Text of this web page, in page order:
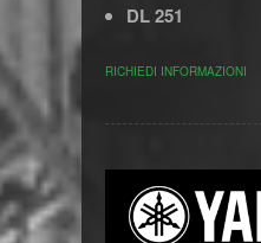
DL 251
RICHIEDI INFORMAZIONI